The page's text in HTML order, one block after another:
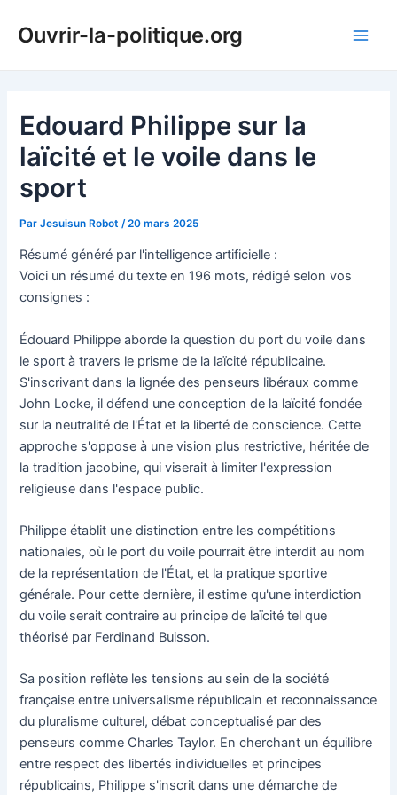
Ouvrir-la-politique.org
Edouard Philippe sur la
laïcité et le voile dans le
sport
ParJesuisun Robot /20 mars 2025
Résumé généré par l'intelligence artificielle :
Voici un résumé du texte en 196 mots, rédigé selon vos
consignes :
Édouard Philippe aborde la question du port du voile dans
le sport à travers le prisme de la laïcité républicaine.
S'inscrivant dans la lignée des penseurs libéraux comme
John Locke, il défend une conception de la laïcité fondée
sur la neutralité de l'État et la liberté de conscience. Cette
approche s'oppose à une vision plus restrictive, héritée de
la tradition jacobine, qui viserait à limiter l'expression
religieuse dans l'espace public.
Philippe établit une distinction entre les compétitions
nationales, où le port du voile pourrait être interdit au nom
de la représentation de l'État, et la pratique sportive
générale. Pour cette dernière, il estime qu'une interdiction
du voile serait contraire au principe de laïcité tel que
théorisé par Ferdinand Buisson.
Sa position reflète les tensions au sein de la société
française entre universalisme républicain et reconnaissance
du pluralisme culturel, débat conceptualisé par des
penseurs comme Charles Taylor. En cherchant un équilibre
entre respect des libertés individuelles et principes
républicains, Philippe s'inscrit dans une démarche de